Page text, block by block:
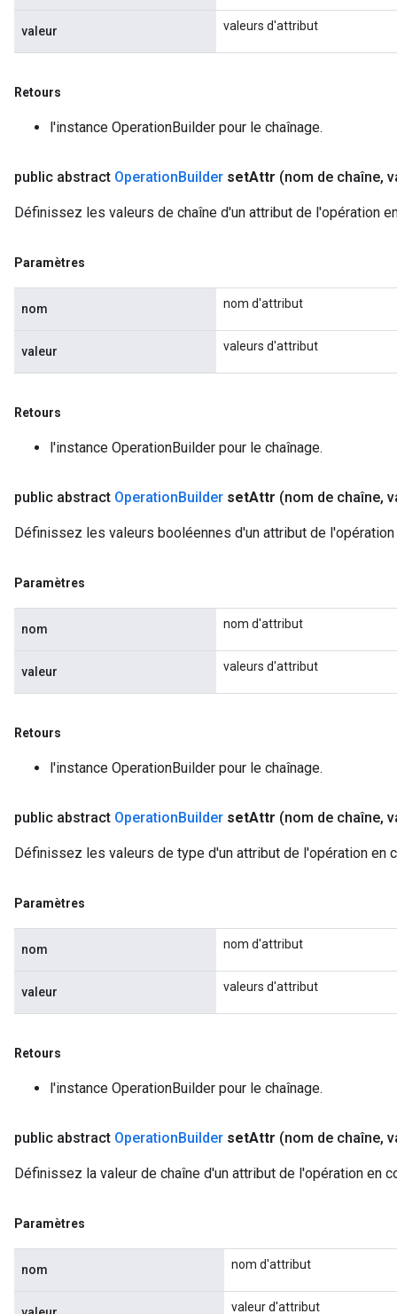
valeur valeurs d'attribut
Retours
l'instance OperationBuilder pour le chaînage.
public abstract OperationBuilder setAttr (nom de chaîne,
Définissez les valeurs de chaîne d'un attribut de l'opération
Paramètres
nom nom d'attribut
valeur valeurs d'attribut
Retours
l'instance OperationBuilder pour le chaînage.
public abstract OperationBuilder setAttr (nom de chaîne,
Définissez les valeurs booléennes d'un attribut de
Paramètres
nom nom d'attribut
valeur valeurs d'attribut
Retours
l'instance OperationBuilder pour le chaînage.
public abstract OperationBuilder setAttr (nom de chaîne,
Définissez les valeurs de type d'un attribut de l'opération en
Paramètres
nom nom d'attribut
valeur valeurs d'attribut
Retours
l'instance OperationBuilder pour le chaînage.
public abstract OperationBuilder setAttr (nom de chaîne,
Définissez la valeur de chaîne d'un attribut de l'opération en
Paramètres
nom nom d'attribut
valeur d'attribut